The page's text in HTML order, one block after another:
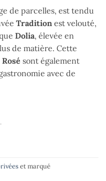
de parcelles, est tendu
Tradition est velouté,
Dolia, élevée en
de matière. Cette
Rosé sont également
avec de
et marqué